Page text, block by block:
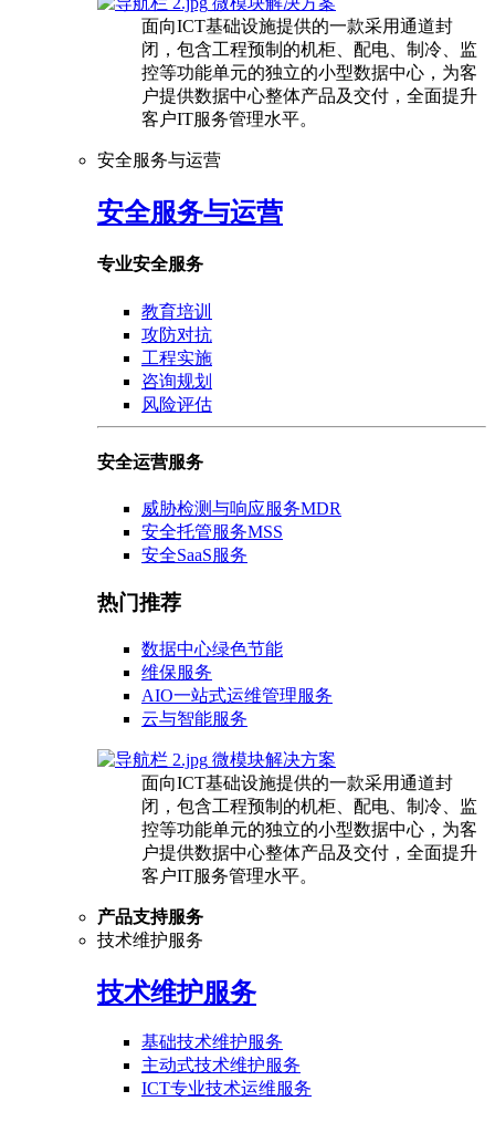
面向ICT基础设施提供的一款采用通道封
闭，包含工程预制的机柜、配电、制冷、监
控等功能单元的独立的小型数据中心，为客
户提供数据中心整体产品及交付，全面提升
客户IT服务管理水平。
安全服务与运营
安全服务与运营
专业安全服务
教育培训
攻防对抗
工程实施
咨询规划
风险评估
安全运营服务
威胁检测与响应服务MDR
安全托管服务MSS
安全SaaS服务
热门推荐
数据中心绿色节能
维保服务
AIO一站式运维管理服务
云与智能服务
微模块解决方案
面向ICT基础设施提供的一款采用通道封
闭，包含工程预制的机柜、配电、制冷、监
控等功能单元的独立的小型数据中心，为客
户提供数据中心整体产品及交付，全面提升
客户IT服务管理水平。
产品支持服务
技术维护服务
技术维护服务
基础技术维护服务
主动式技术维护服务
ICT专业技术运维服务